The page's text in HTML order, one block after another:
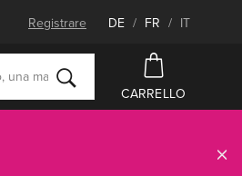
Registrare DE / FR / IT
CARRELLO